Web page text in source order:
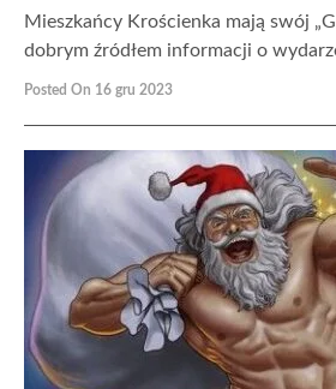
Mieszkańcy Krościenka mają swój
dobrym źródłem informacji o
Posted On 16 gru 2023